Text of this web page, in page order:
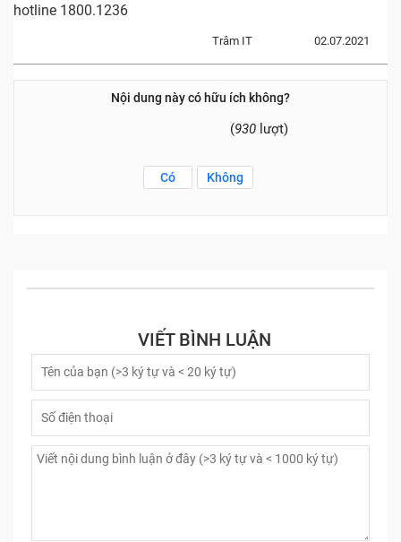
hotline 1800.1236
Trâm IT 02.07.2021
Nội dung này có hữu ích không?
(930lượt)
Có Không
VIẾT BÌNH LUẬN